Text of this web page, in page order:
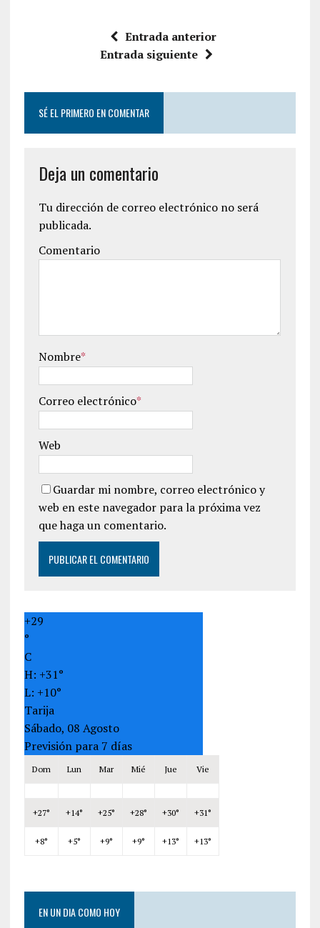
Entrada anterior
Entrada siguiente
SÉ EL PRIMERO EN COMENTAR
Deja un comentario
Tu dirección de correo electrónico no será
publicada.
Comentario
Nombre*
Correo electrónico*
Web
Guardar mi nombre, correo electrónico y
web en este navegador para la próxima vez
que haga un comentario.
+29
°
C
H: +31°
L: +10°
Tarija
Sábado, 08 Agosto
Previsión para 7 días
Dom Lun Mar Mié Jue Vie
+27° +14° +25° +28° +30° +31°
+8° +5° +9° +9° +13° +13°
EN UN DIA COMO HOY